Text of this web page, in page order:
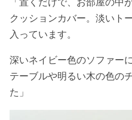
クッションカバー。淡いト
入っています。
深いネイビー色のソファー
テーブルや明るい木の色の
た」